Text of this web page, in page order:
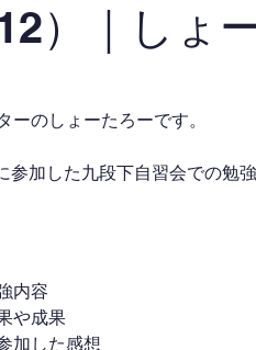
12）｜しょ
ーのしょーたろーです。
参加した九段下自習会での勉
内容
や成果
加した感想